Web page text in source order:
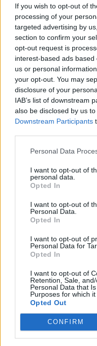
If you wish to opt-out of
processing of your
targeted advertising by
section to confirm your
opt-out request is
interest-based ads
us or personal
your opt-out. You may
disclosure of your
IAB’s list of downstream
also be disclosed by us
Downstream Participants
Personal Data
I want to opt-out of
personal data.
Opted In
I want to opt-out of
Personal Data.
Opted In
I want to opt-out of
Personal Data for
Opted In
I want to opt-out of
Retention, Sale,
Personal Data that
Purposes for which it
Opted Out
CONFIRM
Williama
odpowiedzi
wybrany
Intryga jako
celu. Omów
Zemsty
odpowiedzi
wybrany
Motyw winy
uwzględnij
opracowania
Tagi
Balladyna -
Balladyna –
Dodaj
Komentarz